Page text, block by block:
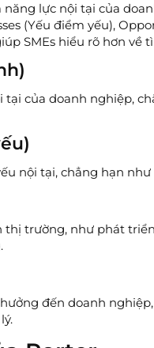
lực nội tại của
(Yếu điểm yếu),
SMEs hiểu rõ hơn về
của doanh nghiệp,
nội tại, chẳng hạn như
trường, như phát
đến doanh